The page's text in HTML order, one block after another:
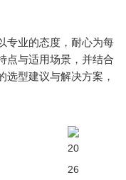
专业的态度，耐心为每
点与适用场景，并结合
选型建议与解决方案，